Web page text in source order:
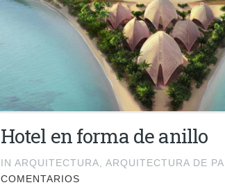
Hotel en forma de anillo
IN ARQUITECTURA ARQUITECTURA DE
COMENTARIOS